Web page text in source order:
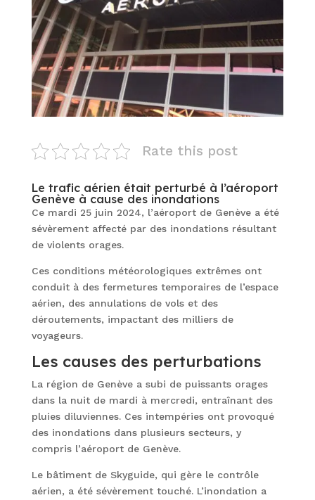
Rate this post
Le trafic aérien était perturbé à l’aéroport
Genève à cause des inondations
Ce mardi 25 juin 2024, l’aéroport de Genève a été
sévèrement affecté par des inondations résultant
de violents orages.
Ces conditions météorologiques extrêmes ont
conduit à des fermetures temporaires de l’espace
aérien, des annulations de vols et des
déroutements, impactant des milliers de
voyageurs.
Les causes des perturbations
La région de Genève a subi de puissants orages
dans la nuit de mardi à mercredi, entraînant des
pluies diluviennes. Ces intempéries ont provoqué
des inondations dans plusieurs secteurs, y
compris l’aéroport de Genève.
Le bâtiment de Skyguide, qui gère le contrôle
aérien, a été sévèrement touché. L’inondation a